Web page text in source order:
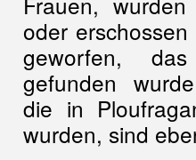
oder
geworfen,
gefunden
die in
wurden, sind